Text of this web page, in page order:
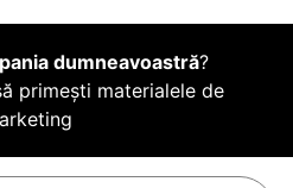
dumneavoastră?
primești materialele de